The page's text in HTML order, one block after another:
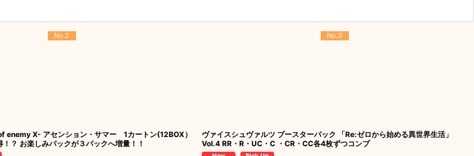
No.2
X- アセンション・サマー 1カートン(12BOX）
？ お楽しみパックが３パックへ増量！！
No.3
ヴァイスシュヴァルツ ブースターパック 「Re:ゼロから始める異世界生活」
Vol.4 RR・R・UC・C ・CR・CC各4枚ずつコンプ